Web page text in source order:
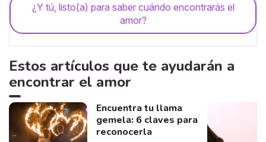
¿Y tú, listo(a) para saber cuándo encontrarás el
amor?
Estos artículos que te ayudarán a
encontrar el amor
Encuentra tu llama
gemela: 6 claves para
reconocerla